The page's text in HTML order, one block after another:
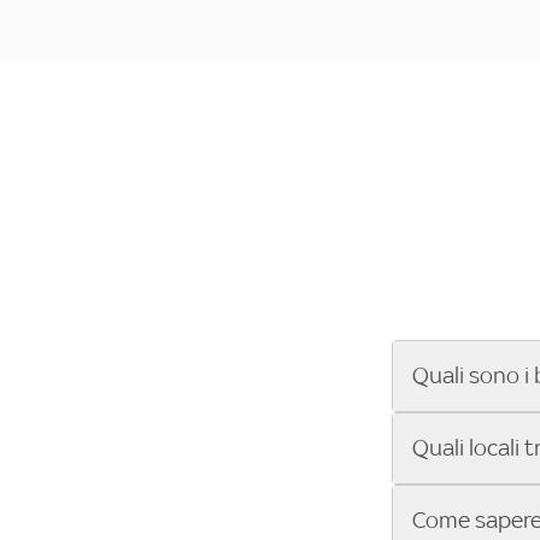
Quali sono i
Se cerchi un
ENILIVE, la
Sky Bar ti
Quali locali
Vuoi sapere
Come